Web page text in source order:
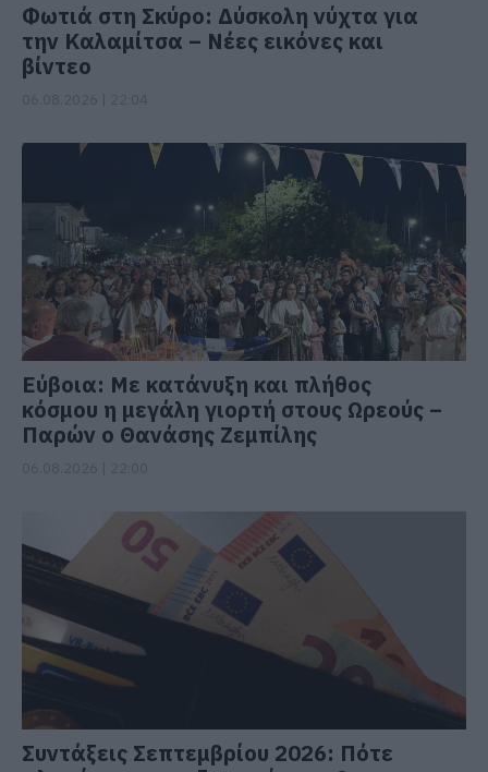
Φωτιά στη Σκύρο: Δύσκολη νύχτα για
την Καλαμίτσα – Νέες εικόνες και
βίντεο
Εύβοια: Με κατάνυξη και πλήθος
κόσμου η μεγάλη γιορτή στους Ωρεούς –
Παρών ο Θανάσης Ζεμπίλης
Συντάξεις Σεπτεμβρίου 2026: Πότε